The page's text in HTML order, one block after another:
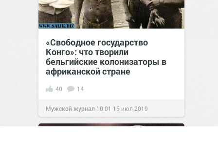
«Свободное государство
Конго»: что творили
бельгийские колонизаторы в
африканской стране
40 14
Мужской журнал 10:01 15 июл 2019